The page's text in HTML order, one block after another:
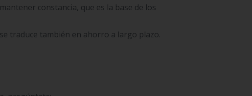
constancia, que es la base de los
traduce también en ahorro a largo plazo.